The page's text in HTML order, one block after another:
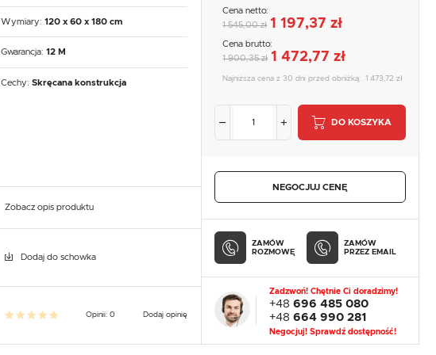
Wymiary: 120 x 60 x 180 cm
Gwarancja: 12 M
Cechy: Skręcana konstrukcja
Zobacz opis produktu
Dodaj do schowka
Opinii: 0 Dodaj opinię
Cena netto:
1 545,00 zł 1 197,37 zł
Cena brutto:
1 900,35 zł 1 472,77 zł
Najniższa cena z 30 dni przed obniżką:1 473,72 zł
DO KOSZYKA
NEGOCJUJ CENĘ
ZAMÓW
ROZMOWĘ
ZAMÓW
PRZEZ EMAIL
Zadzwoń! Chętnie Ci doradzimy!
+48 696 485 080
+48 664 990 281
Negocjuj! Sprawdź dostępność!